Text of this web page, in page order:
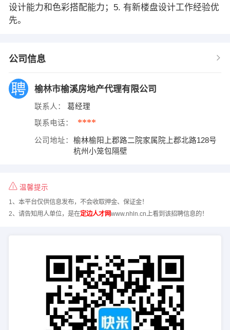
设计能力和色彩搭配能力；5. 有新楼盘设计工作经验优
先。
公司信息
榆林市榆溪房地产代理有限公司
联系人： 葛经理
联系电话： ****
公司地址：
榆林榆阳上郡路二院家属院上郡北路128号
杭州小笼包隔壁
温馨提示
1、本平台仅供信息发布，不会收取押金、保证金！
2、请告知用人单位，是在定边人才网www.nhln.cn上看到该招聘信息的！